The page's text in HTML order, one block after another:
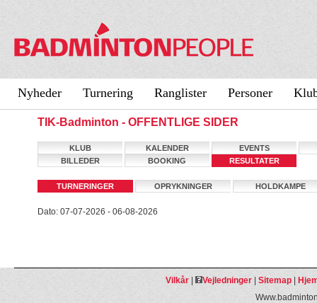
Nyheder Turnering Ranglister Personer
TIK-Badminton - OFFENTLIGE SIDER
KLUB KALENDER
EVENTS
BILLEDER
BOOKING RESULTATER
TURNERINGER OPRYKNINGER HOLDKAMPE
Dato: 07-07-2026 - 06-08-2026
Vilkår| Vejledninger| Sitemap|